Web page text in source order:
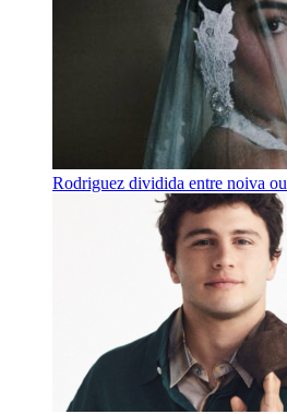
Rodriguez dividida entre noiva ou